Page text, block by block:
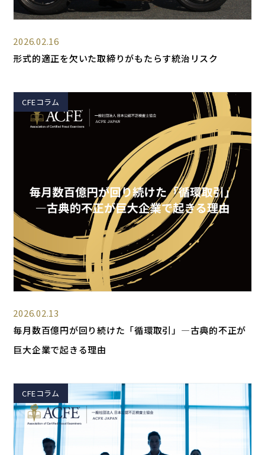
2026.02.16
形式的適正を欠いた取締りがもたらす統治リスク
CFEコラム
2026.02.13
毎月数百億円が回り続けた「循環取引」―古典的不正が
巨大企業で起きる理由
CFEコラム